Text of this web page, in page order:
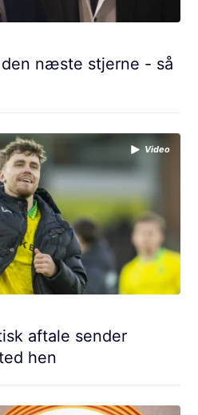
næste stjerne - så
Video
aftale sender
hen